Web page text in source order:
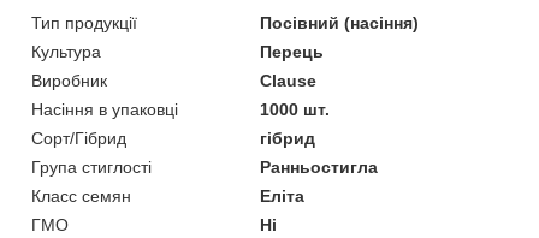
Тип продукції
Посівний (насіння)
Культура
Перець
Виробник
Clause
Насіння в упаковці
1000 шт.
Сорт/Гібрид
гібрид
Група стиглості
Ранньостигла
Класс семян
Еліта
ГМО
Ні